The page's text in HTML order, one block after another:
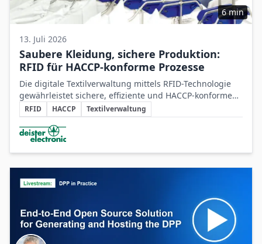
6 min
13. Juli 2026
Saubere Kleidung, sichere Produktion:
RFID für HACCP-konforme Prozesse
Die digitale Textilverwaltung mittels RFID-Technologie
gewährleistet sichere, effiziente und HACCP-konforme
Arbeitskleidungsprozesse in der
Lebensmittelproduktion.
Schlüsselthemen
RFID HACCP Textilverwaltung
Beteiligte Unternehmen